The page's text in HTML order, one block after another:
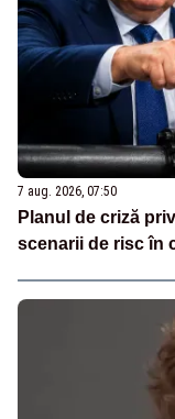
7 aug. 2026, 07:50
Planul de criză
scenarii de risc în